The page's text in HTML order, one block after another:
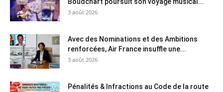
3 août 2026
Avec des Nominations et des Ambitions
renforcées, Air France insuffle une...
3 août 2026
Pénalités & Infractions au Code de la route